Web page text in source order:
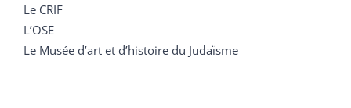
Le CRIF
L’OSE
Le Musée d’art et d’histoire du Judaïsme